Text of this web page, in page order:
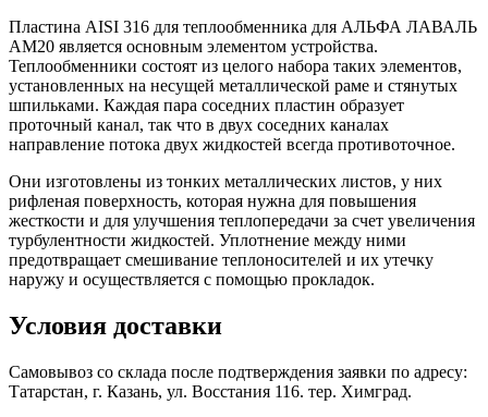
Пластина AISI 316 для теплообменника для АЛЬФА ЛАВАЛЬ
AM20 является основным элементом устройства.
Теплообменники состоят из целого набора таких элементов,
установленных на несущей металлической раме и стянутых
шпильками. Каждая пара соседних пластин образует
проточный канал, так что в двух соседних каналах
направление потока двух жидкостей всегда противоточное.
Они изготовлены из тонких металлических листов, у них
рифленая поверхность, которая нужна для повышения
жесткости и для улучшения теплопередачи за счет увеличения
турбулентности жидкостей. Уплотнение между ними
предотвращает смешивание теплоносителей и их утечку
наружу и осуществляется с помощью прокладок.
Условия доставки
Самовывоз со склада после подтверждения заявки по адресу:
Татарстан, г. Казань, ул. Восстания 116. тер. Химград.